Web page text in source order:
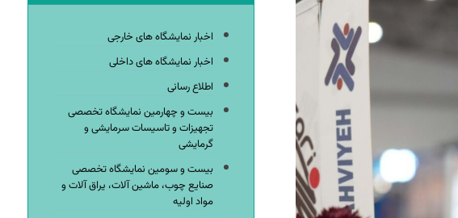
اخبار نمایشگاه های خارجی
اخبار نمایشگاه های داخلی
اطلاع رسانی
بیست و چهارمین نمایشگاه تخصصی
تجهیزات و تاسیسات سرمایشی و
گرمایشی
بیست و سومین نمایشگاه تخصصی
صنایع چوب، ماشین آلات، یراق آلات و
مواد اولیه